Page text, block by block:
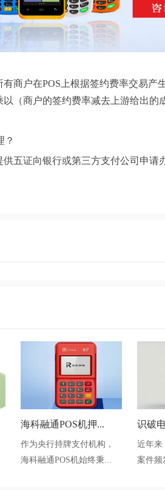
商户在POS上根据签约费率交易
（商户的签约费率减去上游给出的
？
五证向银行或第三方支付公司申请
海科融通POS机押...
作为央行持牌支付机构，
海科融通POS机始终秉...
识破
近年来
案件频